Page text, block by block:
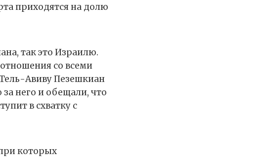
приходятся на долю
так это Израилю.
со всеми
Авиву Пезешкиан
него и обещали, что
в схватку с
которых